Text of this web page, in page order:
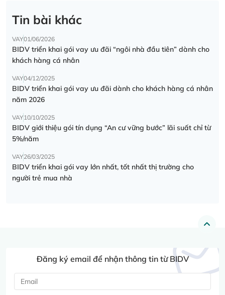
Tin bài khác
VAY01/06/2026
BIDV triển khai gói vay ưu đãi “ngôi nhà đầu tiên” dành cho
khách hàng cá nhân
VAY04/12/2025
BIDV triển khai gói vay ưu đãi dành cho khách hàng cá nhân
năm 2026
VAY10/10/2025
BIDV giới thiệu gói tín dụng “An cư vững bước” lãi suất chỉ từ
5%/năm
VAY26/03/2025
BIDV triển khai gói vay lớn nhất, tốt nhất thị trường cho
người trẻ mua nhà
Đăng ký email để nhận thông tin từ BIDV